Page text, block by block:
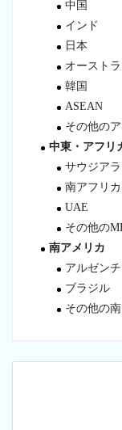
中国
インド
日本
オースト
韓国
ASEAN
その他の
中東・アフリ
サウジア
南アフリカ
UAE
その他の
南アメリカ
アルゼン
ブラジル
その他の